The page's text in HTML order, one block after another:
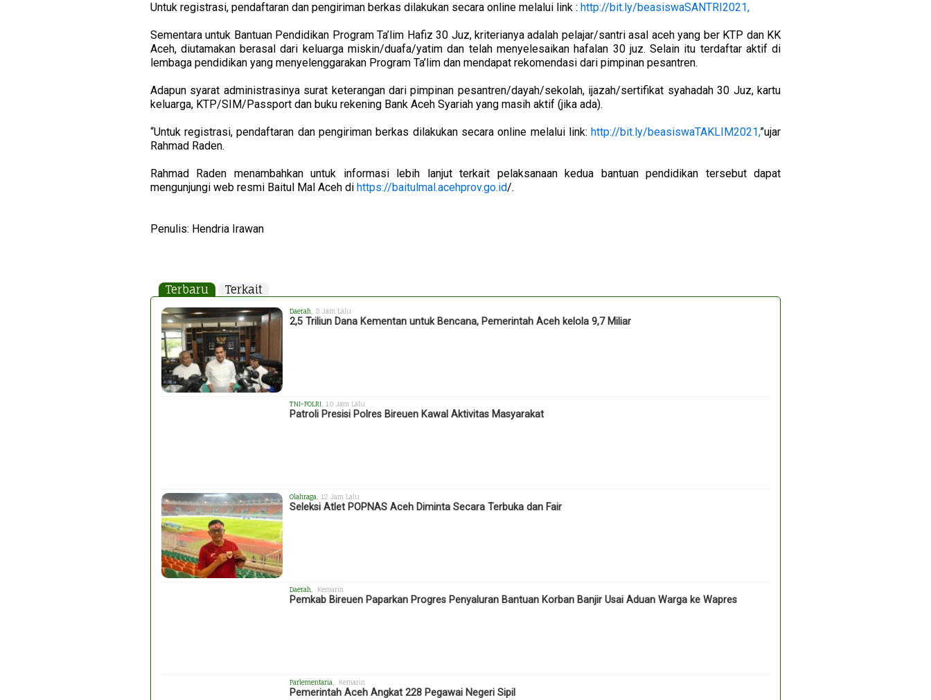
Untuk registrasi, pendaftaran dan pengiriman berkas dilakukan secara online melalui link : http://bit.ly/beasiswaSANTRI2021,
Sementara untuk Bantuan Pendidikan Program Ta’lim Hafiz 30 Juz, kriterianya adalah pelajar/santri asal aceh yang ber KTP dan KK
Aceh, diutamakan berasal dari keluarga miskin/duafa/yatim dan telah menyelesaikan hafalan 30 juz. Selain itu terdaftar aktif di
lembaga pendidikan yang menyelenggarakan Program Ta’lim dan mendapat rekomendasi dari pimpinan pesantren.
Adapun syarat administrasinya surat keterangan dari pimpinan pesantren/dayah/sekolah, ijazah/sertifikat syahadah 30 Juz, kartu
keluarga, KTP/SIM/Passport dan buku rekening Bank Aceh Syariah yang masih aktif (jika ada).
“Untuk registrasi, pendaftaran dan pengiriman berkas dilakukan secara online melalui link:http://bit.ly/beasiswaTAKLIM2021,”ujar
Rahmad Raden.
Rahmad Raden menambahkan untuk informasi lebih lanjut terkait pelaksanaan kedua bantuan pendidikan tersebut dapat
mengunjungi web resmi Baitul Mal Aceh di https://baitulmal.acehprov.go.id/.
Penulis: Hendria Irawan
Terbaru Terkait
Daerah , 8 Jam Lalu
2,5 Triliun Dana Kementan untuk Bencana, Pemerintah Aceh kelola 9,7 Miliar
TNI-POLRI , 10 Jam Lalu
Patroli Presisi Polres Bireuen Kawal Aktivitas Masyarakat
Olahraga , 12 Jam Lalu
Seleksi Atlet POPNAS Aceh Diminta Secara Terbuka dan Fair
Daerah , Kemarin
Pemkab Bireuen Paparkan Progres Penyaluran Bantuan Korban Banjir Usai Aduan Warga ke Wapres
Parlementaria , Kemarin
Pemerintah Aceh Angkat 228 Pegawai Negeri Sipil